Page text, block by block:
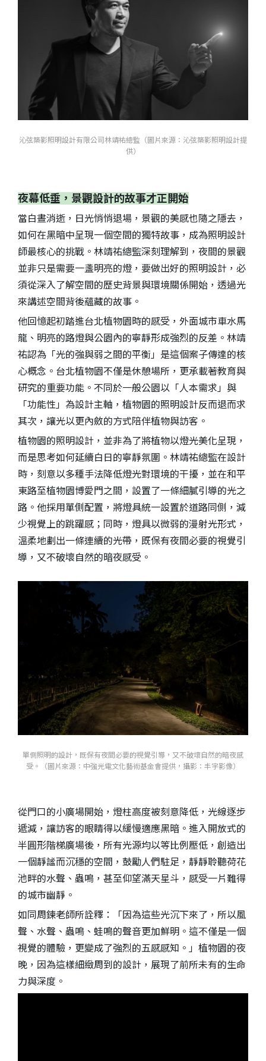
沁弦築影照明設計有限公司林靖祐總監（圖片來源：沁弦築影照明設計提
供）
夜幕低垂，景觀設計的故事才正開始
當白晝消逝，日光悄悄退場，景觀的美感也隨之隱去，
如何在黑暗中呈現一個空間的獨特故事，成為照明設計
師最核心的挑戰。林靖祐總監深刻理解到，夜間的景觀
並非只是需要一盞明亮的燈，要做出好的照明設計，必
須從深入了解空間的歷史背景與環境關係開始，透過光
來講述空間背後蘊藏的故事。
他回憶起初踏進台北植物園時的感受，外面城市車水馬
龍、明亮的路燈與公園內的寧靜形成強烈的反差。林靖
祐認為「光的強與弱之間的平衡」是這個案子傳達的核
心概念。台北植物園不僅是休憩場所，更承載著教育與
研究的重要功能。不同於一般公園以「人本需求」與
「功能性」為設計主軸，植物園的照明設計反而退而求
其次，讓光以更內斂的方式陪伴植物與訪客。
植物園的照明設計，並非為了將植物以燈光美化呈現，
而是思考如何延續白日的寧靜氛圍。林靖祐總監在設計
時，刻意以多種手法降低燈光對環境的干擾，並在和平
東路至植物園博愛門之間，設置了一條細膩引導的光之
路。他採用單側配置，將燈具統一設置於道路同側，減
少視覺上的跳躍感；同時，燈具以微弱的漫射光形式，
溫柔地劃出一條連續的光帶，既保有夜間必要的視覺引
導，又不破壞自然的暗夜感受。
單側照明的設計，既保有夜間必要的視覺引導，又不破壞自然的暗夜感
受。（圖片來源：中強光電文化藝術基金會提供，攝影：丰宇影像）
從門口的小廣場開始，燈柱高度被刻意降低，光線逐步
遞減，讓訪客的眼睛得以緩慢適應黑暗。進入開放式的
半圓形階梯廣場後，所有光源均以等比例壓低，創造出
一個靜謐而沉穩的空間，鼓勵人們駐足，靜靜聆聽荷花
池畔的水聲、蟲鳴，甚至仰望滿天星斗，感受一片難得
的城市幽靜。
如同周鍊老師所詮釋：「因為這些光沉下來了，所以風
聲、水聲、蟲鳴、蛙鳴的聲音更加鮮明。這不僅是一個
視覺的體驗，更變成了強烈的五感感知。」植物園的夜
晚，因為這樣細緻周到的設計，展現了前所未有的生命
力與深度。